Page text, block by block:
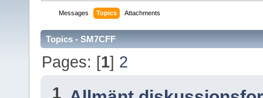
Messages Topics Attachments
Topics - SM7CFF
Pages: [1] 2
1